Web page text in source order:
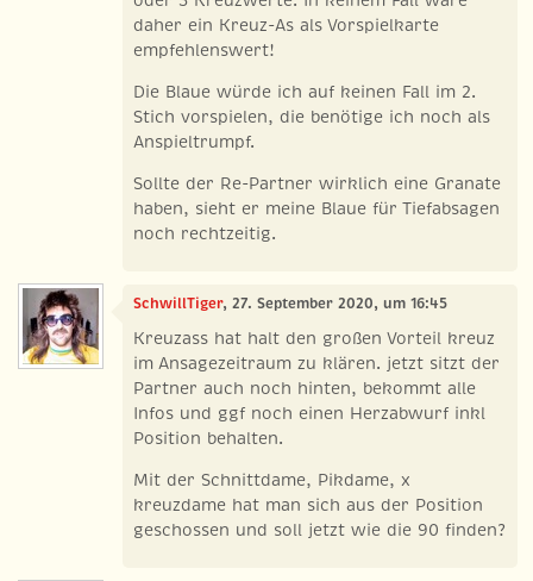
daher ein Kreuz-As als Vorspielkarte
empfehlenswert!
Die Blaue würde ich auf keinen Fall im 2.
Stich vorspielen, die benötige ich noch als
Anspieltrumpf.
Sollte der Re-Partner wirklich eine Granate
haben, sieht er meine Blaue für Tiefabsagen
noch rechtzeitig.
SchwillTiger, 27. September 2020, um 16:45
Kreuzass hat halt den großen Vorteil kreuz
im Ansagezeitraum zu klären. jetzt sitzt der
Partner auch noch hinten, bekommt alle
Infos und ggf noch einen Herzabwurf inkl
Position behalten.
Mit der Schnittdame, Pikdame, x
kreuzdame hat man sich aus der Position
geschossen und soll jetzt wie die 90 finden?